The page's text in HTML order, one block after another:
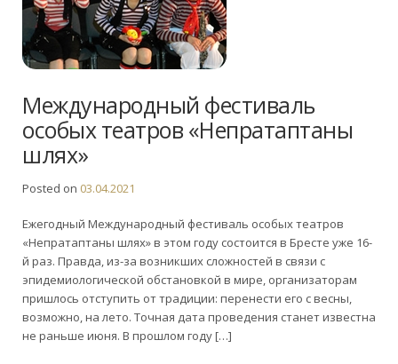
Международный фестиваль
особых театров «Непратаптаны
шлях»
Posted on 03.04.2021
Ежегодный Международный фестиваль особых театров
«Непратаптаны шлях» в этом году состоится в Бресте уже 16-
й раз. Правда, из-за возникших сложностей в связи с
эпидемиологической обстановкой в мире, организаторам
пришлось отступить от традиции: перенести его с весны,
возможно, на лето. Точная дата проведения станет известна
не раньше июня. В прошлом году […]